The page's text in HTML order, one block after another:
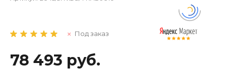
Под заказ
78 493 руб.